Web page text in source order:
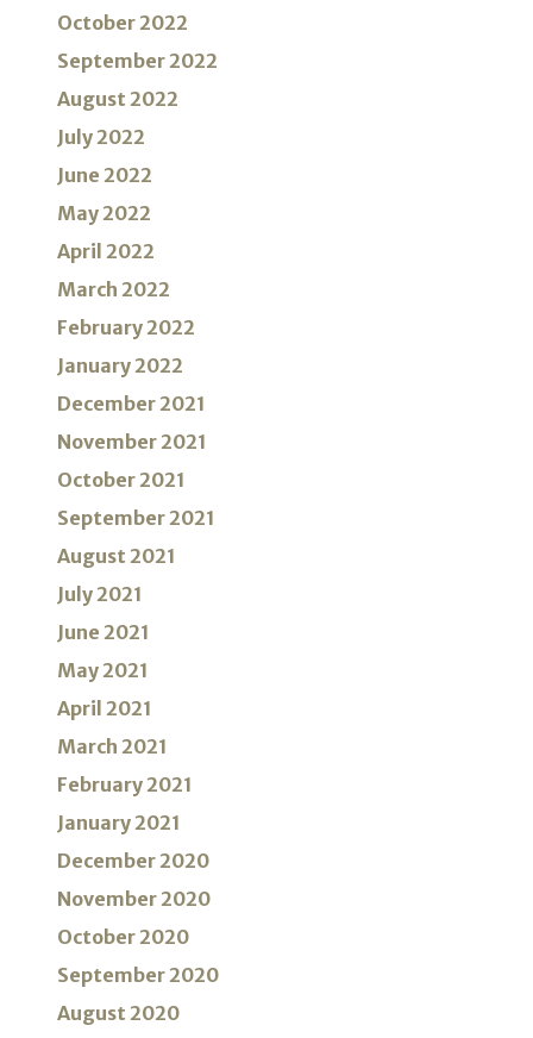
October 2022
September 2022
August 2022
July 2022
June 2022
May 2022
April 2022
March 2022
February 2022
January 2022
December 2021
November 2021
October 2021
September 2021
August 2021
July 2021
June 2021
May 2021
April 2021
March 2021
February 2021
January 2021
December 2020
November 2020
October 2020
September 2020
August 2020